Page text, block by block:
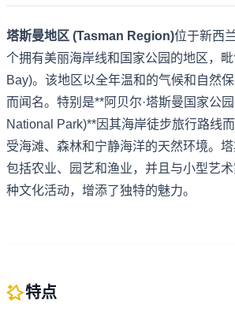
塔斯曼地区 (Tasman Region)位于新西
个拥有美丽海岸线和国家公园的地区，
Bay)。该地区以全年温和的气候和自然
而闻名。特别是**阿贝尔·塔斯曼国家公
National Park)**因其海岸徒步旅行路线
受海滩、森林和宁静海洋的天然环境。
包括农业、园艺和渔业，并且与小型艺
种文化活动，增添了独特的魅力。
特点